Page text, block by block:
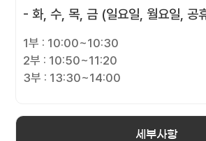
- 화, 수, 목, 금 (일요일, 월요일, 공
1부 : 10:00~10:30
2부 : 10:50~11:20
3부 : 13:30~14:00
세부사항